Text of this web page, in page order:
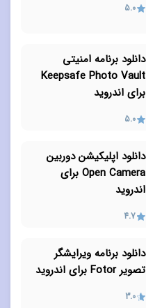
5.0
دانلود برنامه امنیتی
Keepsafe Photo Vault
برای اندروید
5.0
دانلود اپلیکیشن دوربین
Open Camera برای
اندروید
4.7
دانلود برنامه ویرایشگر
تصویر Fotor برای اندروید
3.0